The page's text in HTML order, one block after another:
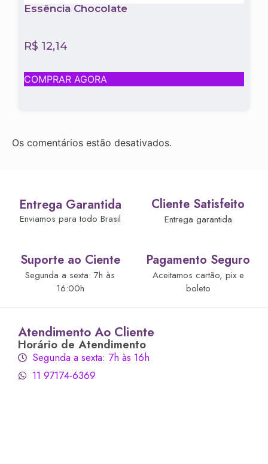
Essência Chocolate
R$ 12,14
COMPRAR AGORA
Os comentários estão desativados.
Entrega Garantida
Enviamos para todo Brasil
Cliente Satisfeito
Entrega garantida
Suporte ao Ciente
Segunda a sexta: 7h às
16:00h
Pagamento Seguro
Aceitamos cartão, pix e
boleto
Atendimento Ao Cliente
Horário de Atendimento
Segunda a sexta: 7h às 16h
11 97174-6369